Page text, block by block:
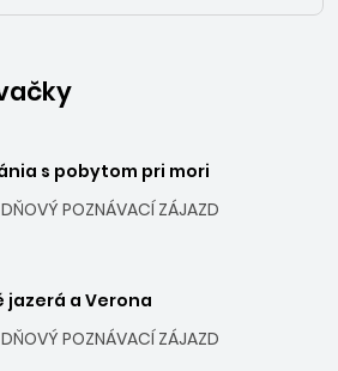
s pobytom pri mori
POZNÁVACÍ ZÁJAZD
jazerá a Verona
POZNÁVACÍ ZÁJAZD